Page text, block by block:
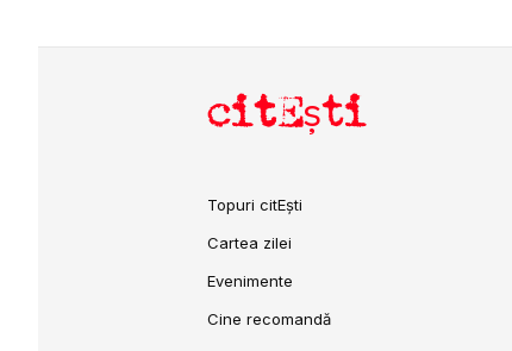
citEști
Topuri citEști
Cartea zilei
Evenimente
Cine recomandă